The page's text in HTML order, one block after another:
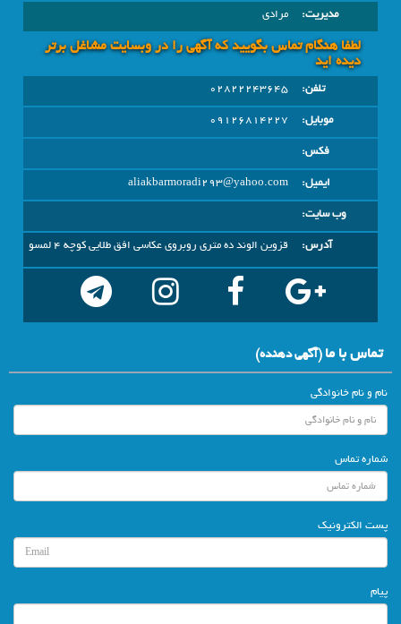
مدیریت: مرادي
لطفا هنگام تماس بگویید که آگهی را در وبسايت مشاغل برتر
دیده اید
تلفن:
02822243645
موبایل:
09126814227
فکس:
ایمیل:
aliakbarmoradi293@yahoo.com
وب سایت:
آدرس:
قزوین الوند ده متری روبروی عکاسی افق طلایی کوچه 4 لمسو
تماس با ما(آگهي دهنده)
نام و نام خانوادگی
شماره تماس
پست الکترونیک
پیام